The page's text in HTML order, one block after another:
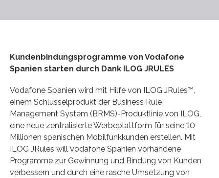
Kundenbindungsprogramme von Vodafone
Spanien starten durch Dank ILOG JRULES
Vodafone Spanien wird mit Hilfe von ILOG JRules™,
einem Schlüsselprodukt der Business Rule
Management System (BRMS)-Produktlinie von ILOG,
eine neue zentralisierte Werbeplattform für seine 10
Millionen spanischen Mobilfunkkunden erstellen. Mit
ILOG JRules will Vodafone Spanien vorhandene
Programme zur Gewinnung und Bindung von Kunden
verbessern und durch eine rasche Umsetzung von